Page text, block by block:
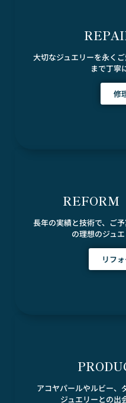
大切なジュエリーを永く
まで丁寧
修
REFORM
長年の実績と技術で、ご
の理想のジュ
リフ
アコヤパールやルビー、
ジュエリーとの出